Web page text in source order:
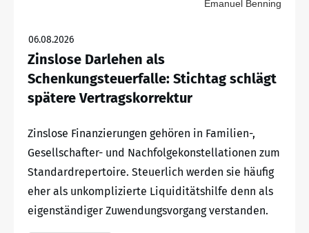
Emanuel Benning
06.08.2026
Zinslose Darlehen als
Schenkungsteuerfalle: Stichtag schlägt
spätere Vertragskorrektur
Zinslose Finanzierungen gehören in Familien-,
Gesellschafter- und Nachfolgekonstellationen zum
Standardrepertoire. Steuerlich werden sie häufig
eher als unkomplizierte Liquiditätshilfe denn als
eigenständiger Zuwendungsvorgang verstanden.